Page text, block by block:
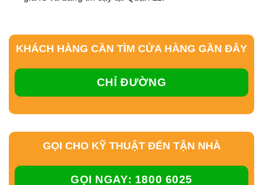
KHÁCH HÀNG CẦN TÌM CỬA HÀNG GẦN ĐÂY
CHỈ ĐƯỜNG
GỌI CHO KỸ THUẬT ĐẾN TẬN NHÀ
GỌI NGAY: 1800 6025